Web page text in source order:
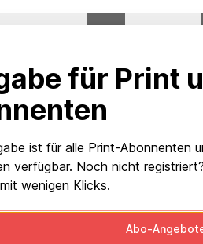
für Print
ist für alle Print-Abonnenten
verfügbar. Noch nicht
wenigen Klicks.
Abo-